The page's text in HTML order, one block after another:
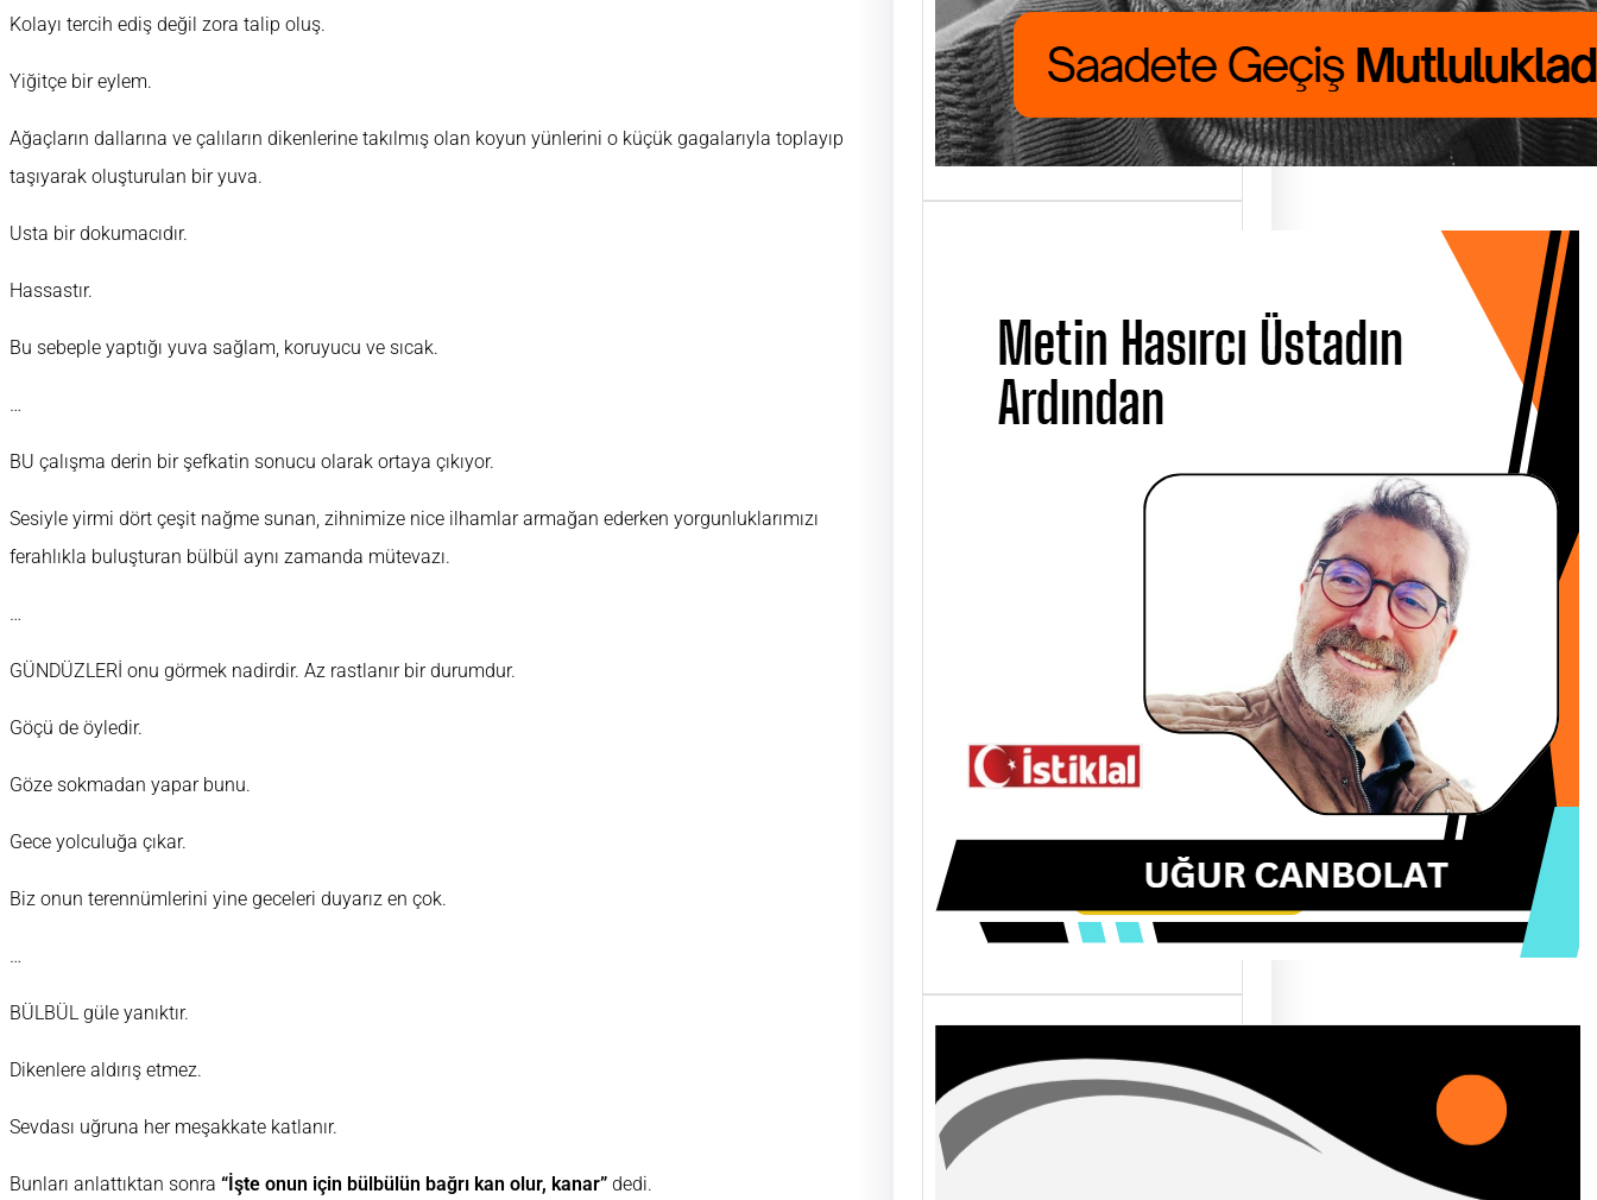
Kolayı tercih ediş değil zora talip oluş.
Yiğitçe bir eylem.
Ağaçların dallarına ve çalıların dikenlerine takılmış olan koyun yünlerini o küçük gagalarıyla toplayıp
taşıyarak oluşturulan bir yuva.
Usta bir dokumacıdır.
Hassastır.
Bu sebeple yaptığı yuva sağlam, koruyucu ve sıcak.
…
BU çalışma derin bir şefkatin sonucu olarak ortaya çıkıyor.
Sesiyle yirmi dört çeşit nağme sunan, zihnimize nice ilhamlar armağan ederken yorgunluklarımızı
ferahlıkla buluşturan bülbül aynı zamanda mütevazı.
…
GÜNDÜZLERİ onu görmek nadirdir. Az rastlanır bir durumdur.
Göçü de öyledir.
Göze sokmadan yapar bunu.
Gece yolculuğa çıkar.
Biz onun terennümlerini yine geceleri duyarız en çok.
…
BÜLBÜL güle yanıktır.
Dikenlere aldırış etmez.
Sevdası uğruna her meşakkate katlanır.
Bunları anlattıktan sonra “İşte onun için bülbülün bağrı kan olur, kanar” dedi.